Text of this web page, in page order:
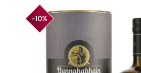
-10%